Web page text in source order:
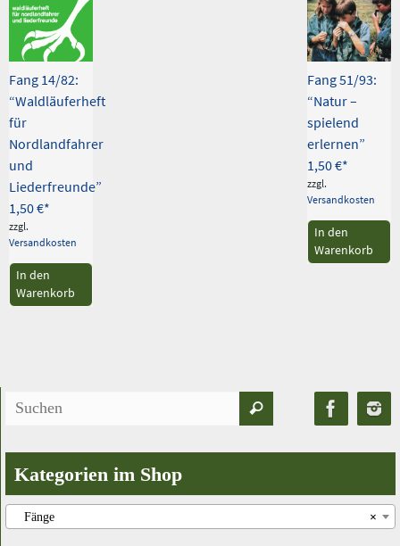
Fang 14/82:
“Waldläuferheft
für
Nordlandfahrer
und
Liederfreunde”
1,50€
zzgl.
Versandkosten
In den
Warenkorb
Fang 51/93:
“Natur –
spielend
erlernen”
1,50€
zzgl.
Versandkosten
In den
Warenkorb
Suchen
Kategorien im Shop
×
Fänge